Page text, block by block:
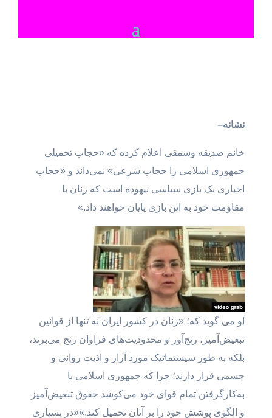
نشانه–
خانم صدیقه وسمقی اعلام کرده که «حجاب تحمیلی
جمهوری اسلامی را حجاب شرعی» نمی‌داند و «حجاب
اجباری یک بازی سیاسی بیهوده است که زنان با
مقاومت خود به این بازی پایان خواهند داد.»
او می گوید که؛ «زنان در کشور ایران نه‌ تنها از قوانین
تبعیض‌آمیز، رنج‌آور و محدودیت‌های فراوان رنج می‌برند،
بلکه به طور سیستماتیک مورد آزار و اذیت روانی و
جسمی قرار دارند؛ چرا که جمهوری اسلامی با
به‌کارگرفتن تمام قوای خود می‌کوشد حقوق تبعیض‌آمیز
و الگوی پوشش خود را بر آنان تحمیل کند.»«در بسیاری